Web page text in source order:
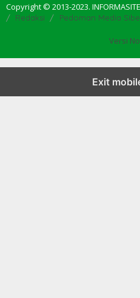
Copyright © 2013-2023.
Redaksi Pedoman Media
Versi
Exit